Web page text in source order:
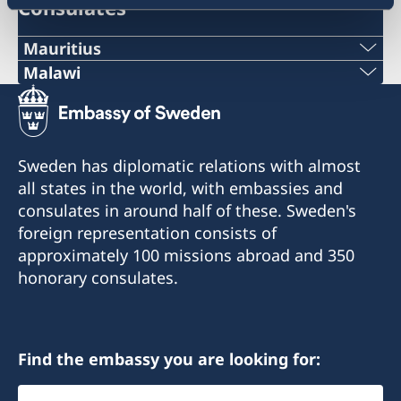
Consulates
Mauritius
Honorary Consulate of Sweden
C/O Taylor Smith & Co Ltd
Aqualia Building, Old Quay D. Road
Tel:+230 2063333
Fax: +230 2402884
Mail: swedishconsulate@taylorsmith.mu
Malawi
Sweden does not have a representation in
Malawi at the moment because the role as
Honorary Consul is currently vacant.
Contact information to the Honorary Consulate
will be published when the recruitment process
is finished.
For questions regarding Malawi, please contact
Telephone: +263 (0) 24 2 302 636/7
Sweden has diplomatic relations with almost
all states in the world, with embassies and
consulates in around half of these. Sweden's
foreign representation consists of
approximately 100 missions abroad and 350
honorary consulates.
Find the embassy you are looking for:
Select